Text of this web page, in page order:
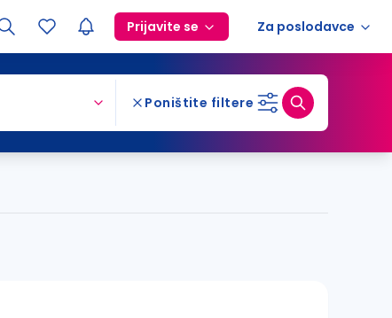
Prijavite se Za poslodavce
Poništite filtere